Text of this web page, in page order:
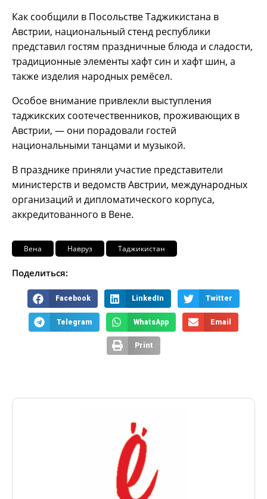
Как сообщили в Посольстве Таджикистана в
Австрии, национальный стенд республики
представил гостям праздничные блюда и сладости,
традиционные элементы хафт син и хафт шин, а
также изделия народных ремёсел.
Особое внимание привлекли выступления
таджикских соотечественников, проживающих в
Австрии, — они порадовали гостей
национальными танцами и музыкой.
В празднике приняли участие представители
министерств и ведомств Австрии, международных
организаций и дипломатического корпуса,
аккредитованного в Вене.
Вена Навруз Таджикистан
Поделиться:
Facebook LinkedIn Twitter
Telegram WhatsApp Email
Print